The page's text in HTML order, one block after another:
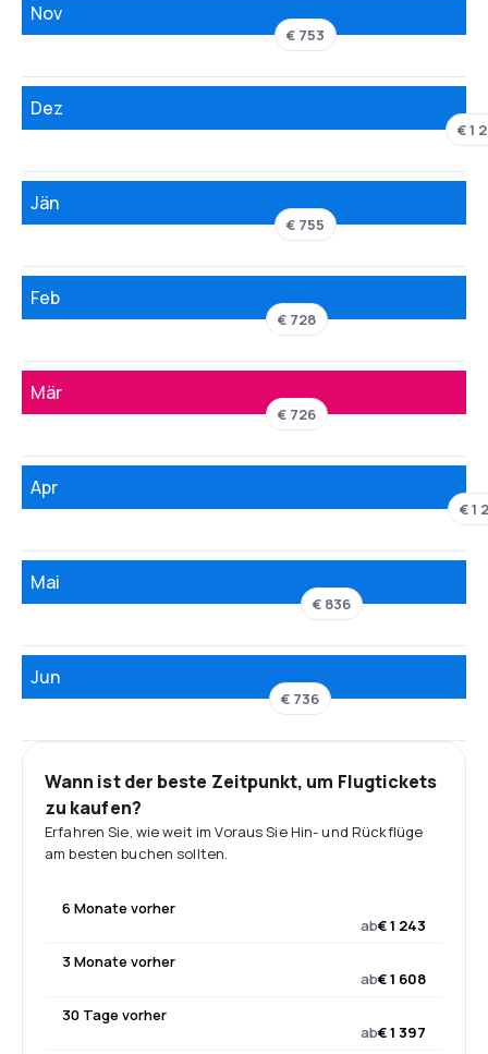
Nov
€ 753
Dez
€ 1
Jän
€ 755
Feb
€ 728
Mär
€ 726
Apr
€ 1
Mai
€ 836
Jun
€ 736
Wann ist der beste Zeitpunkt, um Flugtickets
zu kaufen?
Erfahren Sie, wie weit im Voraus Sie Hin- und Rückflüge
am besten buchen sollten.
6 Monate vorher
ab€ 1 243
3 Monate vorher
ab€ 1 608
30 Tage vorher
ab€ 1 397